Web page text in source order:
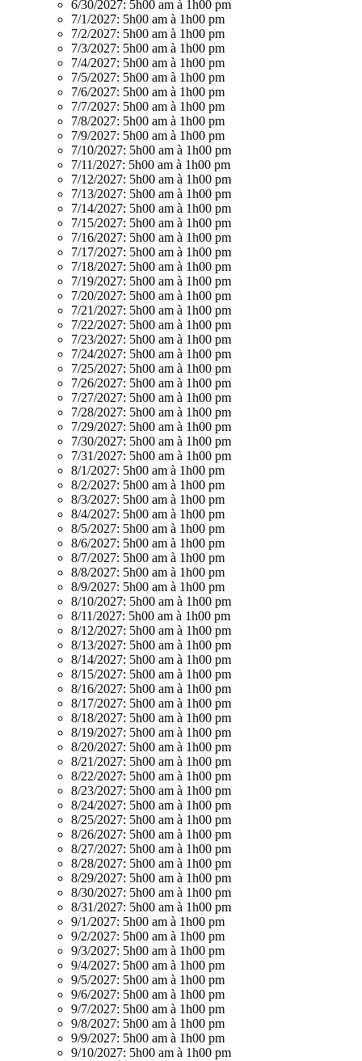
6/30/2027: 5h00 am à 1h00 pm
7/1/2027: 5h00 am à 1h00 pm
7/2/2027: 5h00 am à 1h00 pm
7/3/2027: 5h00 am à 1h00 pm
7/4/2027: 5h00 am à 1h00 pm
7/5/2027: 5h00 am à 1h00 pm
7/6/2027: 5h00 am à 1h00 pm
7/7/2027: 5h00 am à 1h00 pm
7/8/2027: 5h00 am à 1h00 pm
7/9/2027: 5h00 am à 1h00 pm
7/10/2027: 5h00 am à 1h00 pm
7/11/2027: 5h00 am à 1h00 pm
7/12/2027: 5h00 am à 1h00 pm
7/13/2027: 5h00 am à 1h00 pm
7/14/2027: 5h00 am à 1h00 pm
7/15/2027: 5h00 am à 1h00 pm
7/16/2027: 5h00 am à 1h00 pm
7/17/2027: 5h00 am à 1h00 pm
7/18/2027: 5h00 am à 1h00 pm
7/19/2027: 5h00 am à 1h00 pm
7/20/2027: 5h00 am à 1h00 pm
7/21/2027: 5h00 am à 1h00 pm
7/22/2027: 5h00 am à 1h00 pm
7/23/2027: 5h00 am à 1h00 pm
7/24/2027: 5h00 am à 1h00 pm
7/25/2027: 5h00 am à 1h00 pm
7/26/2027: 5h00 am à 1h00 pm
7/27/2027: 5h00 am à 1h00 pm
7/28/2027: 5h00 am à 1h00 pm
7/29/2027: 5h00 am à 1h00 pm
7/30/2027: 5h00 am à 1h00 pm
7/31/2027: 5h00 am à 1h00 pm
8/1/2027: 5h00 am à 1h00 pm
8/2/2027: 5h00 am à 1h00 pm
8/3/2027: 5h00 am à 1h00 pm
8/4/2027: 5h00 am à 1h00 pm
8/5/2027: 5h00 am à 1h00 pm
8/6/2027: 5h00 am à 1h00 pm
8/7/2027: 5h00 am à 1h00 pm
8/8/2027: 5h00 am à 1h00 pm
8/9/2027: 5h00 am à 1h00 pm
8/10/2027: 5h00 am à 1h00 pm
8/11/2027: 5h00 am à 1h00 pm
8/12/2027: 5h00 am à 1h00 pm
8/13/2027: 5h00 am à 1h00 pm
8/14/2027: 5h00 am à 1h00 pm
8/15/2027: 5h00 am à 1h00 pm
8/16/2027: 5h00 am à 1h00 pm
8/17/2027: 5h00 am à 1h00 pm
8/18/2027: 5h00 am à 1h00 pm
8/19/2027: 5h00 am à 1h00 pm
8/20/2027: 5h00 am à 1h00 pm
8/21/2027: 5h00 am à 1h00 pm
8/22/2027: 5h00 am à 1h00 pm
8/23/2027: 5h00 am à 1h00 pm
8/24/2027: 5h00 am à 1h00 pm
8/25/2027: 5h00 am à 1h00 pm
8/26/2027: 5h00 am à 1h00 pm
8/27/2027: 5h00 am à 1h00 pm
8/28/2027: 5h00 am à 1h00 pm
8/29/2027: 5h00 am à 1h00 pm
8/30/2027: 5h00 am à 1h00 pm
8/31/2027: 5h00 am à 1h00 pm
9/1/2027: 5h00 am à 1h00 pm
9/2/2027: 5h00 am à 1h00 pm
9/3/2027: 5h00 am à 1h00 pm
9/4/2027: 5h00 am à 1h00 pm
9/5/2027: 5h00 am à 1h00 pm
9/6/2027: 5h00 am à 1h00 pm
9/7/2027: 5h00 am à 1h00 pm
9/8/2027: 5h00 am à 1h00 pm
9/9/2027: 5h00 am à 1h00 pm
9/10/2027: 5h00 am à 1h00 pm